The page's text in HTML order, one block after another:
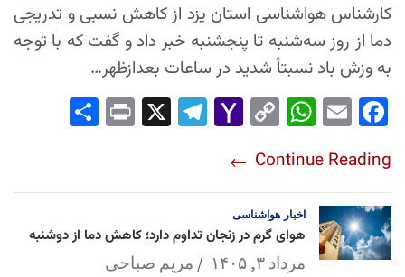
کارشناس هواشناسی استان یزد از کاهش نسبی و تدریجی
دما از روز سه‌شنبه تا پنجشنبه خبر داد و گفت که با توجه
به وزش باد نسبتاً شدید در ساعات بعدازظهر…
Fac
ok
Em
Wh
Ap
p
Co
Lin
k
Yah
l
Tel
Pri
Continue Reading
اخبار هواشناسی
هوای گرم در زنجان تداوم دارد؛ کاهش دما از دوشنبه
مرداد ۳, ۱۴۰۵ مریم صباحی